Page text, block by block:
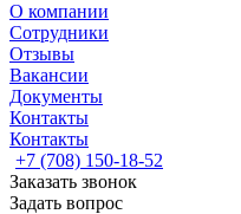
О компании
Сотрудники
Отзывы
Вакансии
Документы
Контакты
Контакты
+7 (708) 150-18-52
Заказать звонок
Задать вопрос